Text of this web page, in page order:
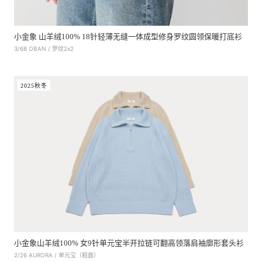
小金象 山羊绒100% 18针轻薄无缝一体成型修身罗纹圆领保暖打底衫
3/68 OBAN / 罗纹2x2
2025秋冬
小金象山羊绒100% 女9针单元宝半开拉链可翻高领落肩袖廓形套头衫
2/26 AURORA / 单元宝（粗面）